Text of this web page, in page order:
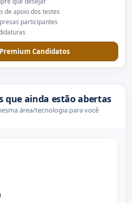
de apoio dos testes
participantes
Candidatos
que ainda estão abertas
área/tecnologia para você